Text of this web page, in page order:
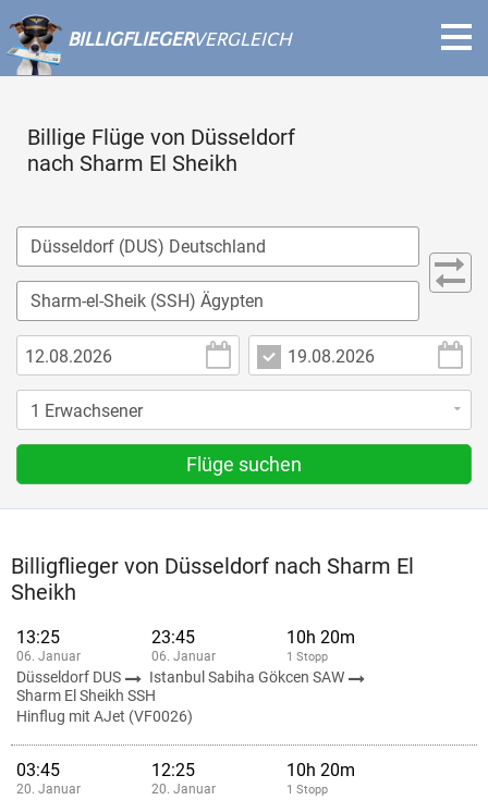
BILLIGFLIEGERVERGLEICH
Billige Flüge von Düsseldorf
nach Sharm El Sheikh
Flüge suchen
Billigflieger von Düsseldorf nach Sharm El
Sheikh
13:25
06. Januar
23:45
06. Januar
10h 20m
1 Stopp
Düsseldorf DUS
Istanbul Sabiha Gökcen SAW
Sharm El Sheikh SSH
Hinflug mit AJet (VF0026)
03:45
20. Januar
12:25
20. Januar
10h 20m
1 Stopp